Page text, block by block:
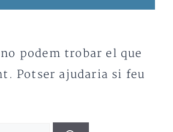
podem trobar el que
Potser ajudaria si feu